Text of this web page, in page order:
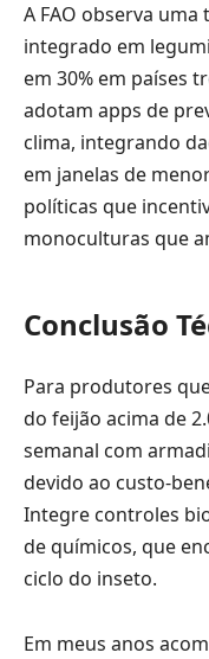
A FAO observa
integrado em
em 30% em países
adotam apps de
clima, integrando
em janelas de
políticas que
monoculturas que
Conclusão
Para produtores
do feijão acima de
semanal com
devido ao custo-
Integre controles
de químicos, que
ciclo do inseto.
Em meus anos